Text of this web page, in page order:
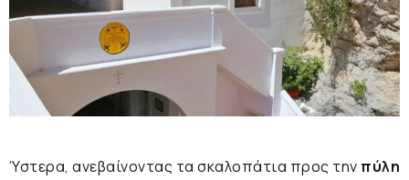
Ύστερα, ανεβαίνοντας τα σκαλοπάτια προς την πύλη